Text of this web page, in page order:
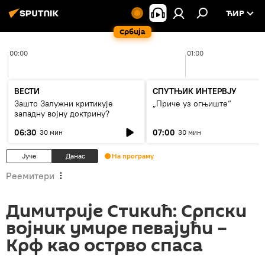
Србија
ЋИР
00:00 01:00
ВЕСТИ
Зашто Залужни критикује
западну војну доктрину?
06:30 30 мин
СПУТЊИК ИНТЕРВЈУ
„Приче уз огњиште“
07:00 30 мин
Јуче Данас На програму
Реемитери
Димитрије Стикић: Српски
војник умире певајући –
Крф као острво спаса